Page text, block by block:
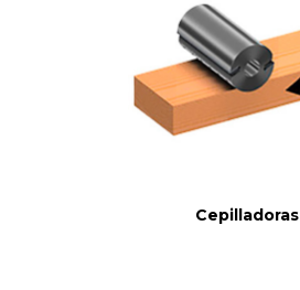
Cepilladoras